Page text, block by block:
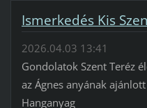
Ismerkedés Kis
2026.04.03 13:41
Gondolatok Szent Teréz
az Ágnes anyának
Hanganyag